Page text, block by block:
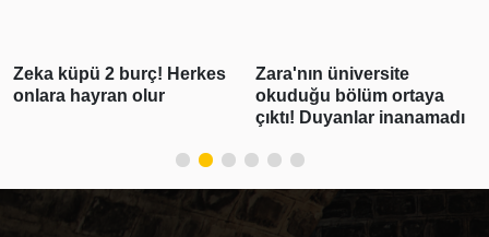
Zara'nın üniversite
okuduğu bölüm ortaya
Serdar Ortaç hastaneye mi
kaldırıldı? Jet hızında
açıklama geldi